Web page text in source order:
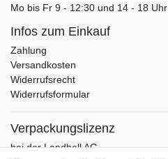
Mo bis Fr 9 - 12:30 und 14 - 18 Uhr
Infos zum Einkauf
Zahlung
Versandkosten
Widerrufsrecht
Widerrufsformular
Verpackungslizenz
bei der Landbell AG